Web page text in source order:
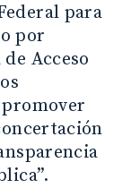
para
por
Acceso